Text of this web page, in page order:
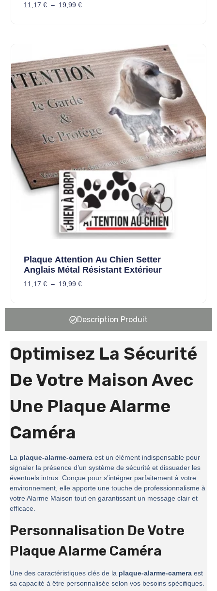
11,17 € – 19,99 €
Plaque Attention Au Chien Setter
Anglais Métal Résistant Extérieur
11,17 € – 19,99 €
Description Produit
Optimisez La Sécurité
De Votre Maison Avec
Une Plaque Alarme
Caméra
La plaque-alarme-camera est un élément indispensable pour
signaler la présence d’un système de sécurité et dissuader les
éventuels intrus. Conçue pour s’intégrer parfaitement à votre
environnement, elle apporte une touche de professionnalisme à
votre Alarme Maison tout en garantissant un message clair et
efficace.
Personnalisation De Votre
Plaque Alarme Caméra
Une des caractéristiques clés de la plaque-alarme-camera est
sa capacité à être personnalisée selon vos besoins spécifiques.